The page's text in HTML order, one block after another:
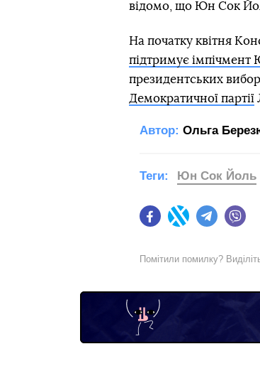
відомо, що Юн Сок
На початку квітня
підтримує імпічмент
президентських
Демократичної партії
Автор: Ольга
FacebookTwitter Telegram
Теги: Юн Сок Йоль
Помітили помилку?